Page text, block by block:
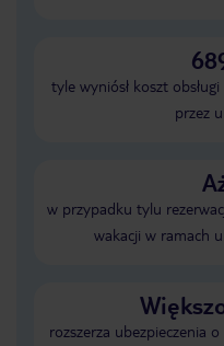
tyle wyniósł koszt
przez
w przypadku tylu
wakacji w ramach
rozszerza ubezpieczenia